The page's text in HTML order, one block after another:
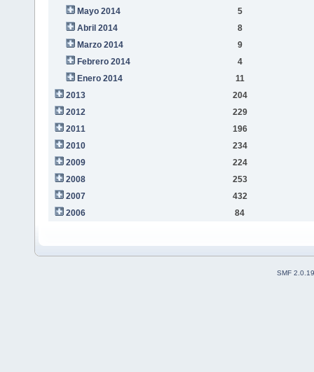
Mayo 2014
5
Abril 2014
8
Marzo 2014
9
Febrero 2014
4
Enero 2014
11
2013
204
2012
229
2011
196
2010
234
2009
224
2008
253
2007
432
2006
84
SMF 2.0.19